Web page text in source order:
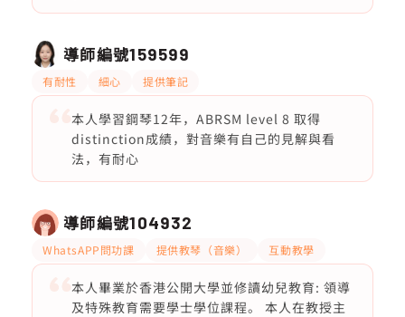
導師編號159599
有耐性 細心 提供筆記
本人學習鋼琴12年，ABRSM level 8 取得
distinction成績，對音樂有自己的見解與看
法，有耐心
導師編號104932
WhatsAPP問功課 提供教琴（音樂） 互動教學
本人畢業於香港公開大學並修讀幼兒教育: 領導
及特殊教育需要學士學位課程。 本人在教授主